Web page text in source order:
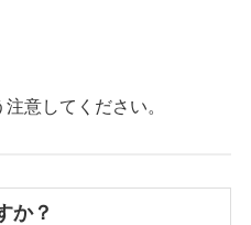
意してください。
か？